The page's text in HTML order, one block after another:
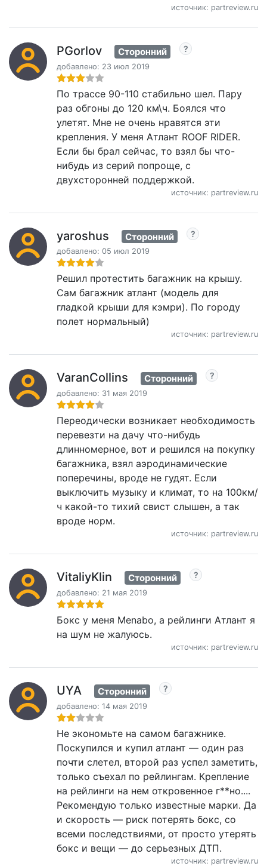
источник: partreview.ru
PGorlov Сторонний
добавлено: 23 июл 2019
По трассе 90-110 стабильно шел. Пару
раз обгоны до 120 км\ч. Боялся что
улетят. Мне не очень нравятся эти
крепления. У меня Атлант ROOF RIDER.
Если бы брал сейчас, то взял бы что-
нибудь из серий попроще, с
двухсторонней поддержкой.
источник: partreview.ru
yaroshus Сторонний
добавлено: 05 июл 2019
Решил протестить багажник на крышу.
Сам багажник атлант (модель для
гладкой крыши для кэмри). По городу
полет нормальный)
источник: partreview.ru
VaranCollins Сторонний
добавлено: 31 мая 2019
Переодически возникает необходимость
перевезти на дачу что-нибудь
длинномерное, вот и решился на покупку
багажника, взял аэродинамические
поперечины, вроде не гудят. Если
выключить музыку и климат, то на 100км/
ч какой-то тихий свист слышен, а так
вроде норм.
источник: partreview.ru
VitaliyKlin Сторонний
добавлено: 21 мая 2019
Бокс у меня Menabo, а рейлинги Атлант я
на шум не жалуюсь.
источник: partreview.ru
UYA Сторонний
добавлено: 14 мая 2019
Не экономьте на самом багажнике.
Поскупился и купил атлант — один раз
почти слетел, второй раз успел заметить,
только съехал по рейлингам. Крепление
на рейлинги на нем откровенное г**но....
Рекомендую только известные марки. Да
и скорость — риск потерять бокс, со
всеми последствиями, от просто утерять
бокс и вещи — до серьезных ДТП.
источник: partreview.ru